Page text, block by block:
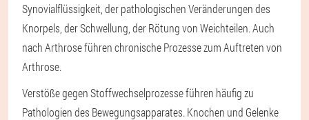
Synovialflüssigkeit, der pathologischen Veränderungen des
Knorpels, der Schwellung, der Rötung von Weichteilen. Auch
nach Arthrose führen chronische Prozesse zum Auftreten von
Arthrose.
Verstöße gegen Stoffwechselprozesse führen häufig zu
Pathologien des Bewegungsapparates. Knochen und Gelenke